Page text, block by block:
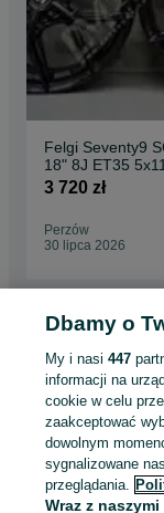
Felgi Seventy9
18" 8J ET35
Black Glossy
3 720 zł
Perzów
30 lipca 2026
- Perzów
KATEGORIA
ID:1002426383
Dbamy o
My i nasi447
informacji na
cookie w celu
zaakceptować
dowolnym
sygnalizowane
przeglądania.
Wraz z